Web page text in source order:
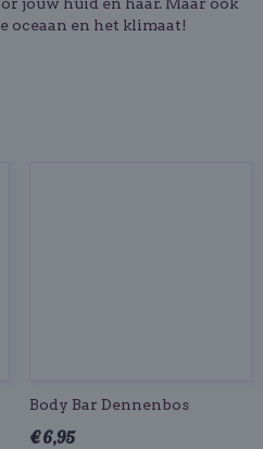
oceaan en het klimaat!
Body Bar Dennenbos
€ 6,95